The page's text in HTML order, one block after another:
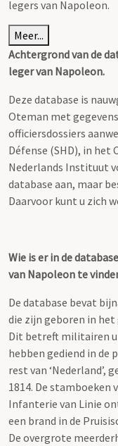
legers van Napoleon.
Meer...
Achtergrond van de
leger van Napoleon.
Deze database is
Oteman met
officiersdossiers
Défense (SHD), in het
Nederlands Instituut
database aan, maar
Daarvoor kunt u zich
Wie is er in de
van Napoleon te
De database bevat
die zijn geboren in
Dit betreft militairen
hebben gediend in de
rest van ‘Nederland’,
1814. De stamboeken
Infanterie van Linie
een brand in de
De overgrote